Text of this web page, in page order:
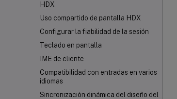
HDX
Uso compartido de pantalla HDX
Configurar la fiabilidad de la sesión
Teclado en pantalla
IME de cliente
Compatibilidad con entradas en varios
idiomas
Sincronización dinámica del diseño del